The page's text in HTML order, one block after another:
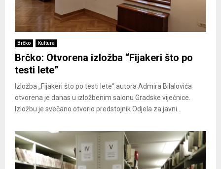
Brčko Kultura
Brčko: Otvorena izložba “Fijakeri što po
testi lete”
Izložba „Fijakeri što po testi lete“ autora Admira Bilalovića
otvorena je danas u izložbenim salonu Gradske vijećnice.
Izložbu je svečano otvorio predstojnik Odjela za javni...